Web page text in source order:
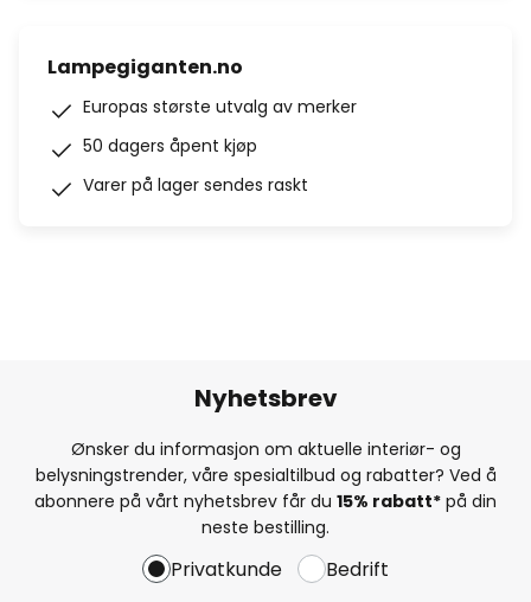
Lampegiganten.no
Europas største utvalg av merker
50 dagers åpent kjøp
Varer på lager sendes raskt
Nyhetsbrev
Ønsker du informasjon om aktuelle interiør- og
belysningstrender, våre spesialtilbud og rabatter? Ved å
abonnere på vårt nyhetsbrev får du 15% rabatt* på din
neste bestilling.
Privatkunde Bedrift